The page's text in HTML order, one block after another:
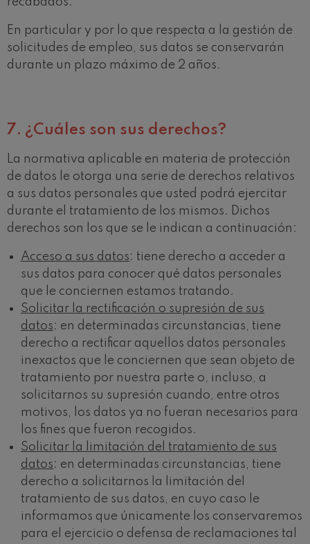
En particular y por lo que respecta a la gestión de
solicitudes de empleo, sus datos se conservarán
durante un plazo máximo de 2 años.
7. ¿Cuáles son sus derechos?
La normativa aplicable en materia de protección
de datos le otorga una serie de derechos relativos
a sus datos personales que usted podrá ejercitar
durante el tratamiento de los mismos. Dichos
derechos son los que se le indican a continuación:
Acceso a sus datos: tiene derecho a acceder a
sus datos para conocer qué datos personales
que le conciernen estamos tratando.
Solicitar la rectificación o supresión de sus
datos: en determinadas circunstancias, tiene
derecho a rectificar aquellos datos personales
inexactos que le conciernen que sean objeto de
tratamiento por nuestra parte o, incluso, a
solicitarnos su supresión cuando, entre otros
motivos, los datos ya no fueran necesarios para
los fines que fueron recogidos.
Solicitar la limitación del tratamiento de sus
datos: en determinadas circunstancias, tiene
derecho a solicitarnos la limitación del
tratamiento de sus datos, en cuyo caso le
informamos que únicamente los conservaremos
para el ejercicio o defensa de reclamaciones tal